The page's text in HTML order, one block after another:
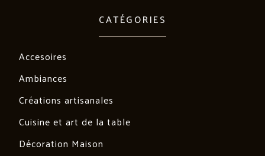
CATÉGORIES
Accesoires
Ambiances
Créations artisanales
Cuisine et art de la table
Décoration Maison